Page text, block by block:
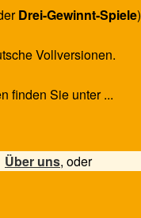
Drei-Gewinnt-Spiele)
Vollversionen.
finden Sie unter ...
Über uns, oder